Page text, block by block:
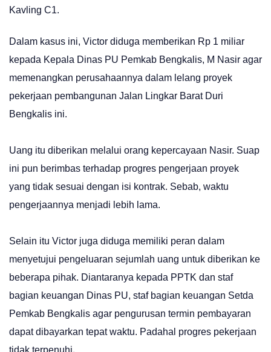
Kavling C1.
Dalam kasus ini, Victor diduga memberikan Rp 1 miliar
kepada Kepala Dinas PU Pemkab Bengkalis, M Nasir agar
memenangkan perusahaannya dalam lelang proyek
pekerjaan pembangunan Jalan Lingkar Barat Duri
Bengkalis ini.
Uang itu diberikan melalui orang kepercayaan Nasir. Suap
ini pun berimbas terhadap progres pengerjaan proyek
yang tidak sesuai dengan isi kontrak. Sebab, waktu
pengerjaannya menjadi lebih lama.
Selain itu Victor juga diduga memiliki peran dalam
menyetujui pengeluaran sejumlah uang untuk diberikan ke
beberapa pihak. Diantaranya kepada PPTK dan staf
bagian keuangan Dinas PU, staf bagian keuangan Setda
Pemkab Bengkalis agar pengurusan termin pembayaran
dapat dibayarkan tepat waktu. Padahal progres pekerjaan
tidak terpenuhi.